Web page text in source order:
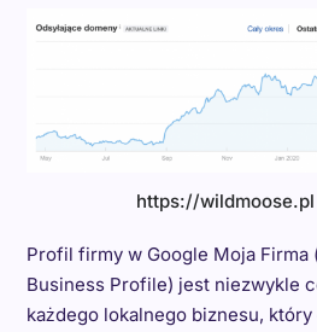
https://wildmoose.pl
Profil firmy w Google Moja Firma
Business Profile) jest niezwykle
każdego lokalnego biznesu,